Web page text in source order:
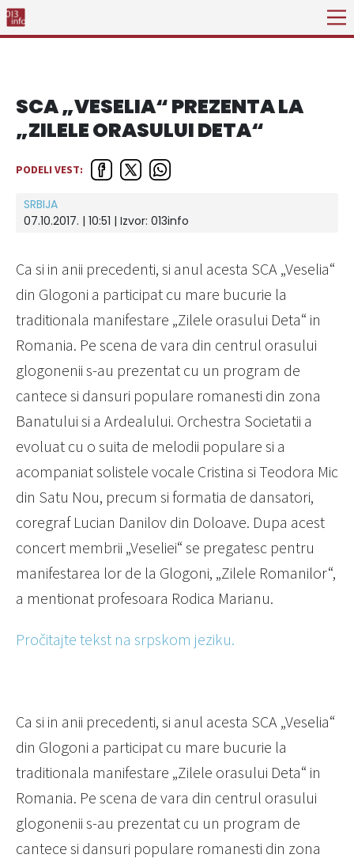
SCA „VESELIA“ PREZENTA LA
„ZILELE ORASULUI DETA“
PODELI VEST:
SRBIJA
07.10.2017. | 10:51 | Izvor: 013info
Ca si in anii precedenti, si anul acesta SCA „Veselia“
din Glogoni a participat cu mare bucurie la
traditionala manifestare „Zilele orasului Deta“ in
Romania. Pe scena de vara din centrul orasului
glogonenii s-au prezentat cu un program de
cantece si dansuri populare romanesti din zona
Banatului si a Ardealului. Orchestra Societatii a
evoluat cu o suita de melodii populare si a
acompaniat solistele vocale Cristina si Teodora Mic
din Satu Nou, precum si formatia de dansatori,
coregraf Lucian Danilov din Doloave. Dupa acest
concert membrii „Veseliei“ se pregatesc pentru
manifestarea lor de la Glogoni, „Zilele Romanilor“,
a mentionat profesoara Rodica Marianu.
Pročitajte tekst na srpskom jeziku.
Ca si in anii precedenti, si anul acesta SCA „Veselia“
din Glogoni a participat cu mare bucurie la
traditionala manifestare „Zilele orasului Deta“ in
Romania. Pe scena de vara din centrul orasului
glogonenii s-au prezentat cu un program de
cantece si dansuri populare romanesti din zona